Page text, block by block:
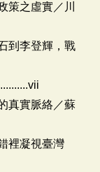
策之虛實／川
到李登輝，戰
真實脈絡／蘇
裡凝視臺灣